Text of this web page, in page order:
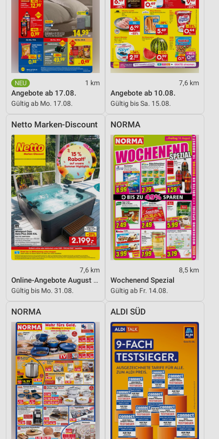
1 km
Angebote ab 17.08.
Gültig ab Mo. 17.08.
7,6 km
Angebote ab 10.08.
Gültig bis Sa. 15.08.
Netto Marken-Discount
7,6 km
Online-Angebote August 2026
Gültig bis Mo. 31.08.
NORMA
8,5 km
Wochenend Spezial
Gültig ab Fr. 14.08.
NORMA ALDI SÜD
Messung der Werbeleistung
Messung der Performance von Inhalten
Analyse von Zielgruppen durch Statistiken oder
Kombinationen von Daten aus verschiedenen
Quellen
Entwicklung und Verbesserung der Angebote
Verwendung reduzierter Daten zur Auswahl von
IAB-Besonderheiten:
Verwendung genauer Standortdaten
Geräte anhand von aktiv angeforderten
Informationen identifizieren
Nicht-IAB-Verarbeitungszwecke:
Notwendig
Performance
Funktional